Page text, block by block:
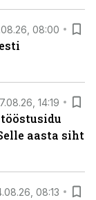
08:00
14:19
aasta siht
08:13